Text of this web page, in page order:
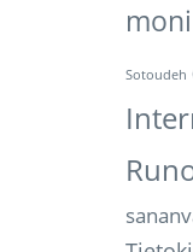
Sotoudeh